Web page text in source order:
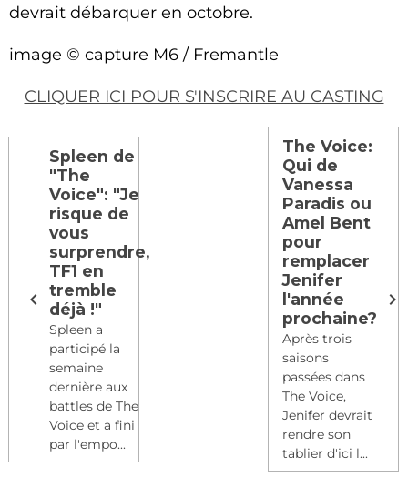
devrait débarquer en octobre.
image © capture M6 / Fremantle
CLIQUER ICI POUR S'INSCRIRE AU CASTING
Spleen de
"The
Voice": "Je
risque de
vous
surprendre,
TF1 en
tremble
déjà !"
Spleen a
participé la
semaine
dernière aux
battles de The
Voice et a fini
par l'empo...
The Voice:
Qui de
Vanessa
Paradis ou
Amel Bent
pour
remplacer
Jenifer
l'année
prochaine?
Après trois
saisons
passées dans
The Voice,
Jenifer devrait
rendre son
tablier d'ici l...